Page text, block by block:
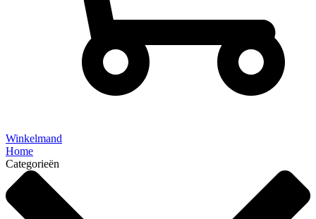
Winkelmand
Home
Categorieën